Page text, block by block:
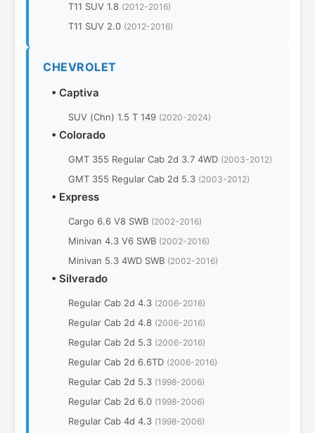
T11 SUV 1.8 (2012-2016)
T11 SUV 2.0 (2012-2016)
CHEVROLET
• Captiva
SUV (Chn) 1.5 T 149 (2020-2024)
• Colorado
GMT 355 Regular Cab 2d 3.7 4WD (2003-2012)
GMT 355 Regular Cab 2d 5.3 (2003-2012)
• Express
Cargo 6.6 V8 SWB (2002-2016)
Minivan 4.3 V6 SWB (2002-2016)
Minivan 5.3 4WD SWB (2002-2016)
• Silverado
Regular Cab 2d 4.3 (2006-2016)
Regular Cab 2d 4.8 (2006-2016)
Regular Cab 2d 5.3 (2006-2016)
Regular Cab 2d 6.6TD (2006-2016)
Regular Cab 2d 5.3 (1998-2006)
Regular Cab 2d 6.0 (1998-2006)
Regular Cab 4d 4.3 (1998-2006)